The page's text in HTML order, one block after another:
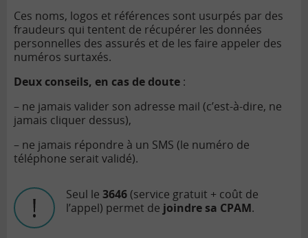
Ces noms, logos et références sont usurpés par des
fraudeurs qui tentent de récupérer les données
personnelles des assurés et de les faire appeler des
numéros surtaxés.
Deux conseils, en cas de doute :
– ne jamais valider son adresse mail (c’est-à-dire, ne
jamais cliquer dessus),
– ne jamais répondre à un SMS (le numéro de
téléphone serait validé).
Seul le 3646(service gratuit + coût de
l’appel) permet de joindre sa CPAM.